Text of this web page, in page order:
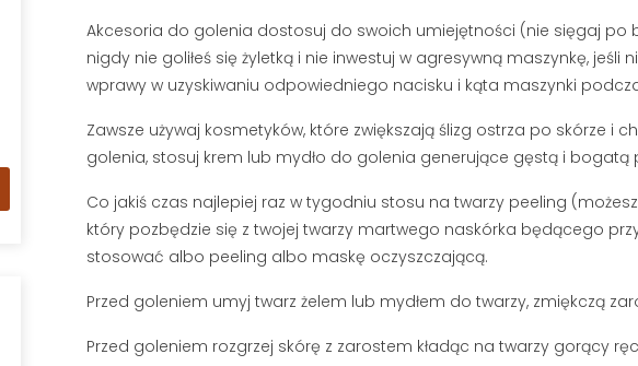
Czytaj dalej
się z szarą cerą lub bolesnymi...
Czytaj dalej
Akcesoria do golenia dostosuj do swoich umiejętności (nie sięgaj po
nigdy nie goliłeś się żyletką i nie inwestuj w agresywną maszynkę, jeśli
wprawy w uzyskiwaniu odpowiedniego nacisku i kąta maszynki
Zawsze używaj kosmetyków, które zwiększają ślizg ostrza po skórze i
golenia, stosuj krem lub mydło do golenia generujące gęstą i bogatą
Co jakiś czas najlepiej raz w tygodniu stosu na twarzy peeling
który pozbędzie się z twojej twarzy martwego naskórka będącego
stosować albo peeling albo maskę oczyszczającą.
Przed goleniem umyj twarz żelem lub mydłem do twarzy, zmiękczą
Przed goleniem rozgrzej skórę z zarostem kładąc na twarzy gorący